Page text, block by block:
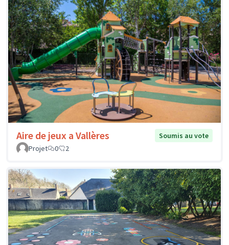
Aire de jeux a Vallères
Soumis au vote
Projet
0 2